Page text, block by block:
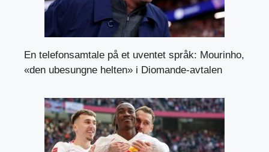
En telefonsamtale på et uventet språk: Mourinho,
«den ubesungne helten» i Diomande-avtalen